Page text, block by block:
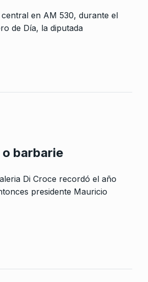
en AM 530, durante el
de Día, la diputada
barbarie
Di Croce recordó el año
presidente Mauricio